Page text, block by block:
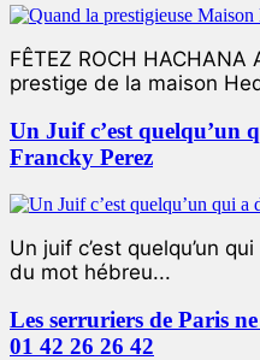
FÊTEZ ROCH HACHANA
prestige de la maison
Un Juif c’est quelqu’un
Francky Perez
Un juif c’est quelqu’un
du mot hébreu...
Les serruriers de Paris
01 42 26 26 42